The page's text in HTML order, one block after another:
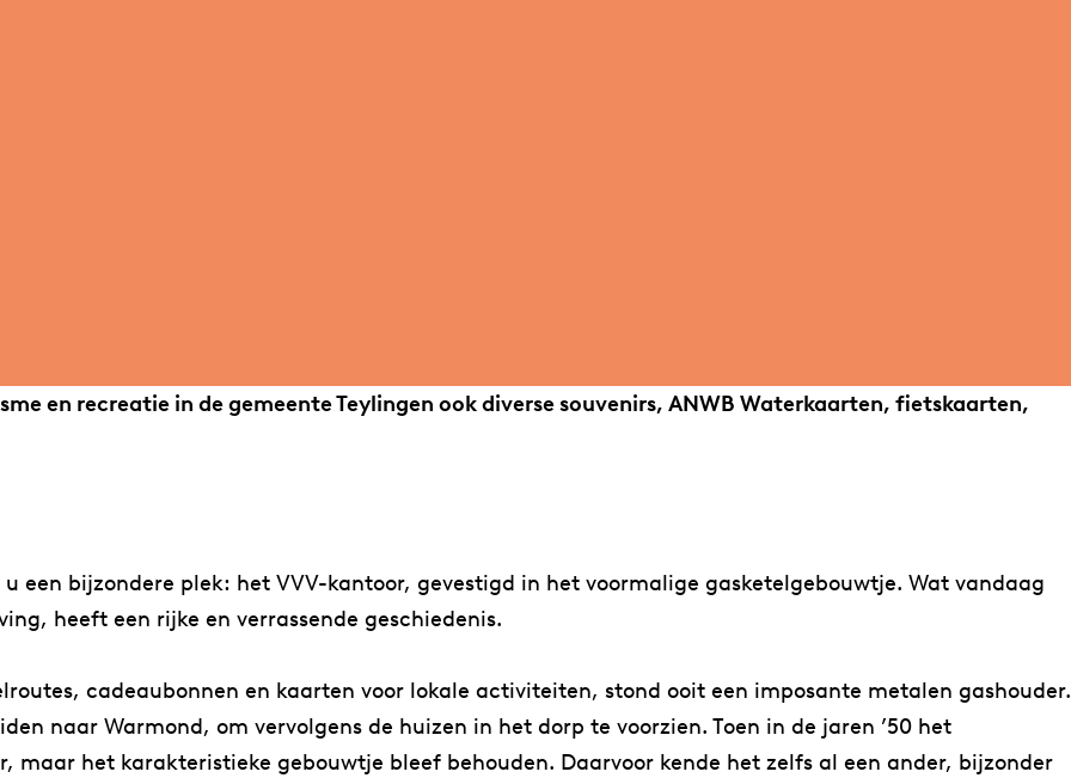
en recreatie in de gemeente Teylingen ook diverse souvenirs, ANWB Waterkaarten, fietskaarten,
een bijzondere plek: het VVV-kantoor, gevestigd in het voormalige gasketelgebouwtje. Wat vandaag
heeft een rijke en verrassende geschiedenis.
cadeaubonnen en kaarten voor lokale activiteiten, stond ooit een imposante metalen gashouder.
naar Warmond, om vervolgens de huizen in het dorp te voorzien. Toen in de jaren ’50 het
maar het karakteristieke gebouwtje bleef behouden. Daarvoor kende het zelfs al een ander, bijzonder